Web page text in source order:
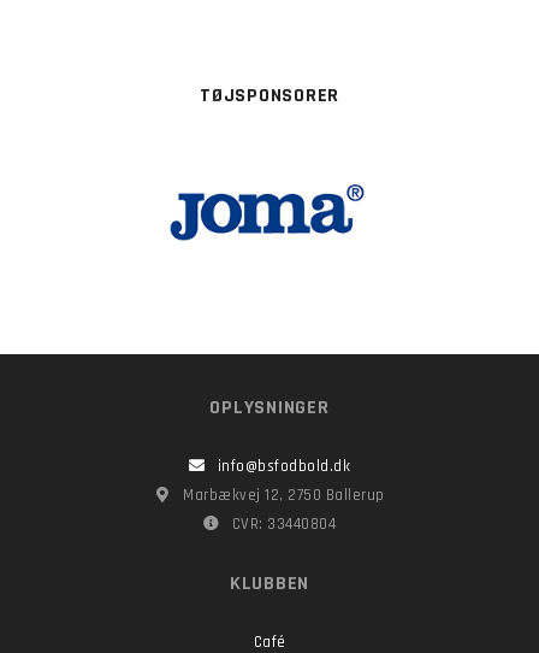
TØJSPONSORER
OPLYSNINGER
info@bsfodbold.dk
Marbækvej 12, 2750 Ballerup
CVR: 33440804
KLUBBEN
Café